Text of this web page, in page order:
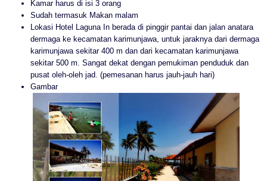
Kamar harus di isi 3 orang
Sudah termasuk Makan malam
Lokasi Hotel Laguna In berada di pinggir pantai dan jalan anatara
dermaga ke kecamatan karimunjawa, untuk jaraknya dari dermaga
karimunjawa sekitar 400 m dan dari kecamatan karimunjawa
sekitar 500 m. Sangat dekat dengan pemukiman penduduk dan
pusat oleh-oleh jad. (pemesanan harus jauh-jauh hari)
Gambar